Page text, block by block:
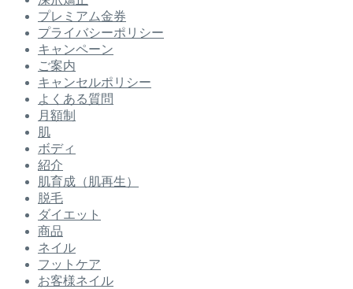
プレミアム金券
プライバシーポリシー
キャンペーン
ご案内
キャンセルポリシー
よくある質問
月額制
肌
ボディ
紹介
肌育成（肌再生）
脱毛
ダイエット
商品
ネイル
フットケア
お客様ネイル